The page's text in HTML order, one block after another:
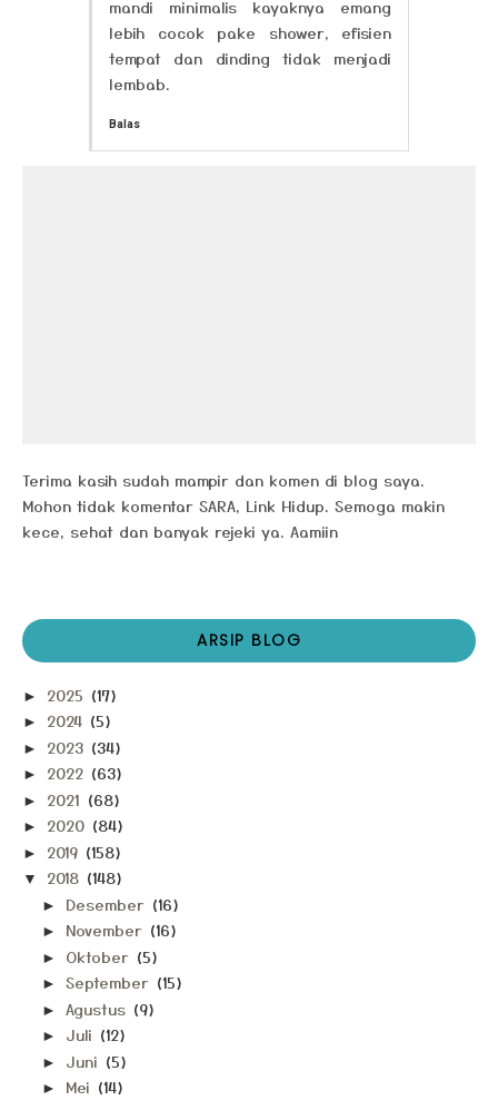
mandi minimalis kayaknya emang
lebih cocok pake shower, efisien
tempat dan dinding tidak menjadi
lembab.
Balas
Terima kasih sudah mampir dan komen di blog saya.
Mohon tidak komentar SARA, Link Hidup. Semoga makin
kece, sehat dan banyak rejeki ya. Aamiin
ARSIP BLOG
► 2025 (17)
► 2024 (5)
► 2023 (34)
► 2022 (63)
► 2021 (68)
► 2020 (84)
► 2019 (158)
▼ 2018 (148)
► Desember (16)
► November (16)
► Oktober (5)
► September (15)
► Agustus (9)
► Juli (12)
► Juni (5)
► Mei (14)